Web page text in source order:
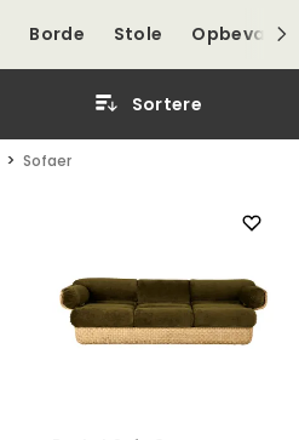
Borde Stole
Sortere
Sofaer